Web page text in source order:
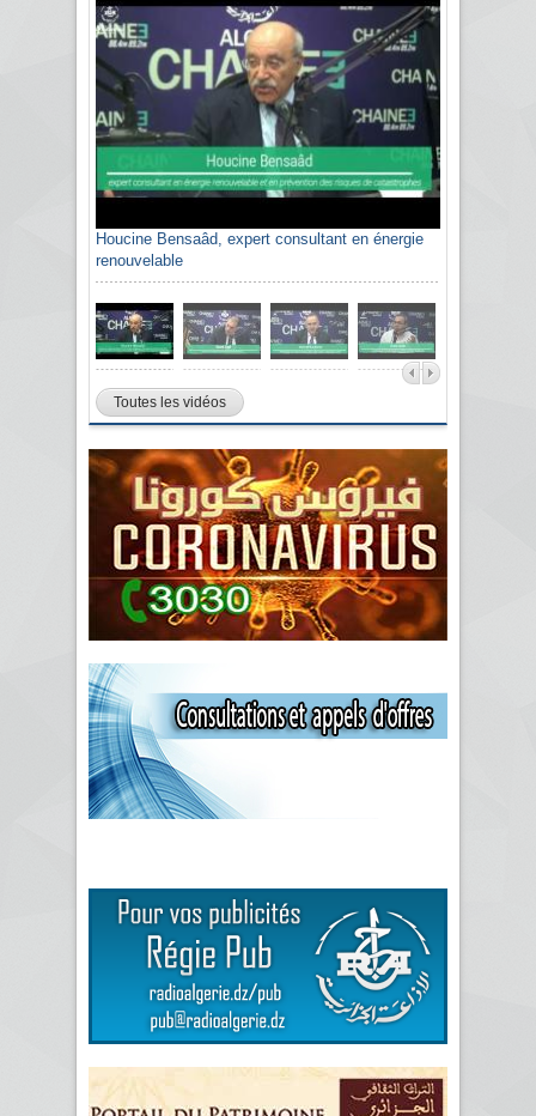
Houcine Bensaâd, expert consultant en énergie
renouvelable
Sami Agli, président de la Confédération
algérienne du patronat citoyen CAPC
Toutes les vidéos